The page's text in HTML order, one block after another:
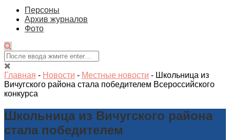
Персоны
Архив журналов
Фото
Главная - Новости - Местные новости - Школьница из
Вичугского района стала победителем Всероссийского
конкурса
Школьница из Вичугского района
стала победителем